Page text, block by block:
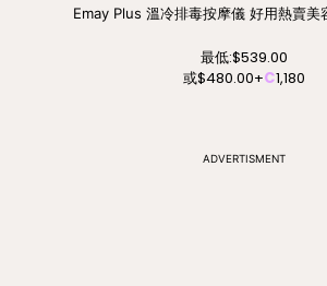
Emay Plus 溫冷排毒按
最低:$539.00
或$480.00+C1,180
ADVERTISMENT